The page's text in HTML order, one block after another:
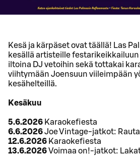
Kesä ja kärpäset ovat täällä! Las
kesällä artisteille
iltoina DJ vetoihin sekä tottakai
viihtymään Joensuun viileimpään
kesähelteillä.
Kesäkuu
5.6.2026 Karaokefiesta
6.6.2026Joe Vintage-jatkot:
12.6.2026 Karaokefiesta
13.6.2026Voimaa on!-jatkot: